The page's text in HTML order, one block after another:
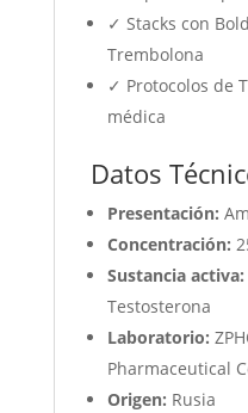
✓ Stacks con
Trembolona
✓ Protocolos de
médica
Datos
Presentación:
Concentración:
Sustancia activa:
Testosterona
Laboratorio:
Pharmaceutical
Origen: Rusia